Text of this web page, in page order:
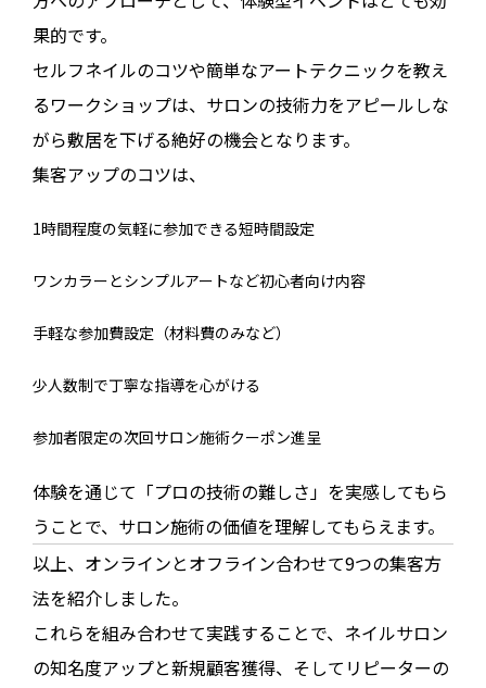
果的です。
セルフネイルのコツや簡単なアートテクニックを教え
るワークショップは、サロンの技術力をアピールしな
がら敷居を下げる絶好の機会となります。
集客アップのコツは、
1時間程度の気軽に参加できる短時間設定
ワンカラーとシンプルアートなど初心者向け内容
手軽な参加費設定（材料費のみなど）
少人数制で丁寧な指導を心がける
参加者限定の次回サロン施術クーポン進呈
体験を通じて「プロの技術の難しさ」を実感してもら
うことで、サロン施術の価値を理解してもらえます。
以上、オンラインとオフライン合わせて9つの集客方
法を紹介しました。
これらを組み合わせて実践することで、ネイルサロン
の知名度アップと新規顧客獲得、そしてリピーターの